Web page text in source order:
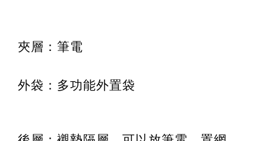
夾層：筆電
外袋：多功能外置袋